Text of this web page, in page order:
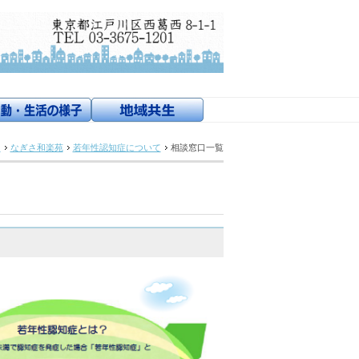
なぎさ和楽苑 若年性認知症について 相談窓口一覧